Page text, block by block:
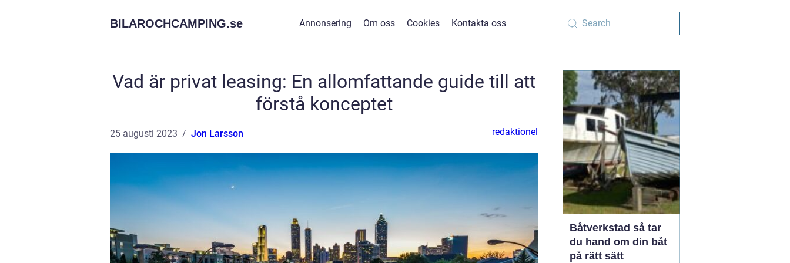
BILAROCHCAMPING.se Annonsering Om oss Cookies Kontakta oss
Vad är privat leasing: En allomfattande guide till att
förstå konceptet
25 augusti 2023 Jon Larsson redaktionel
Båtverkstad så tar
du hand om din båt
på rätt sätt